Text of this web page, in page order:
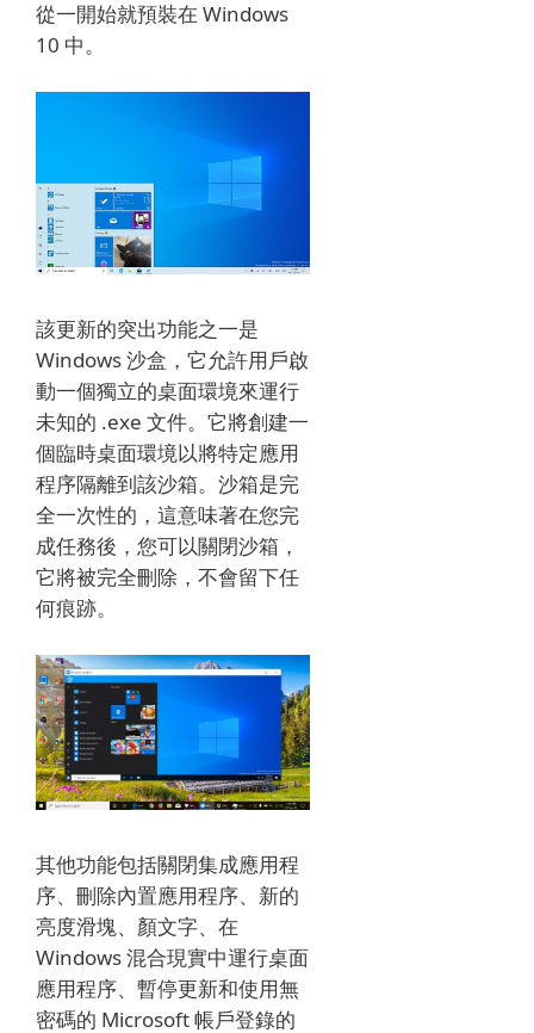
從一開始就預裝在 Windows
10 中。
該更新的突出功能之一是
Windows 沙盒，它允許用戶啟
動一個獨立的桌面環境來運行
未知的 .exe 文件。 它將創建一
個臨時桌面環境以將特定應用
程序隔離到該沙箱。 沙箱是完
全一次性的，這意味著在您完
成任務後，您可以關閉沙箱，
它將被完全刪除，不會留下任
何痕跡。
其他功能包括關閉集成應用程
序、刪除內置應用程序、新的
亮度滑塊、顏文字、在
Windows 混合現實中運行桌面
應用程序、暫停更新和使用無
密碼的 Microsoft 帳戶登錄的